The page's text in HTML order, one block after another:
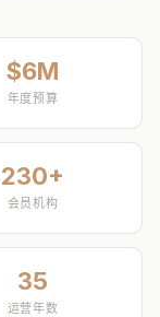
$6M
年度预算
230+
会员机构
35
运营年数